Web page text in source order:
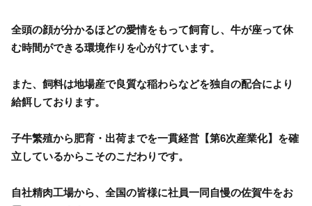
全頭の顔が分かるほどの愛情をもって飼育し、牛が座って休
む時間ができる環境作りを心がけています。
また、飼料は地場産で良質な稲わらなどを独自の配合により
給餌しております。
子牛繁殖から肥育・出荷までを一貫経営【第6次産業化】を確
立しているからこそのこだわりです。
自社精肉工場から、全国の皆様に社員一同自慢の佐賀牛をお